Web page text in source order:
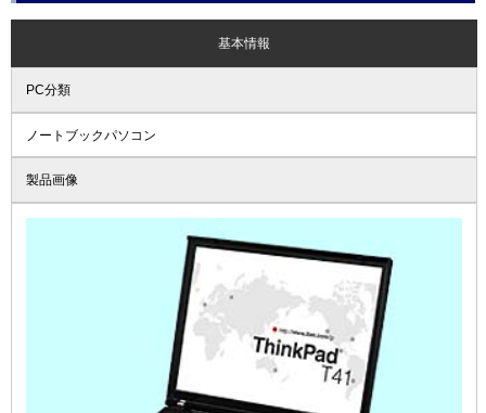
基本情報
PC分類
ノートブックパソコン
製品画像